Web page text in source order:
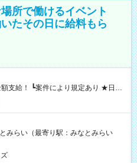
所で働けるイベント
たその日に給料もら
たその日に現金GET♪ お仕事後はコ
とせます！ 【試用期間】試
みらい（最寄り駅：みなとみらい